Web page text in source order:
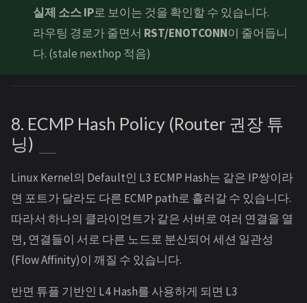
실제 소스 IP로 보이는 것을 확인할 수 있습니다.
라우팅 경로가 줄면서 RST/ENOTCONN이 줄어듭니
다. (stale nexthop 적음)
8. ECMP Hash Policy (Router 권장 튜
닝)
Linux Kernel의 Default인 L3 ECMP Hash는 같은 IP쌍이라
면 포트가 달라도 다른 ECMP path로 흘러갈 수 있습니다.
따라서 하나의 클라이언트가 같은 서버로 여러 연결을 열
면, 연결들이 서로 다른 노드로 분산되어 세션 일관성
(Flow Affinity)이 깨질 수 있습니다.
반면 튜플 기반인 L4 Hash를 사용하게 되면 L3